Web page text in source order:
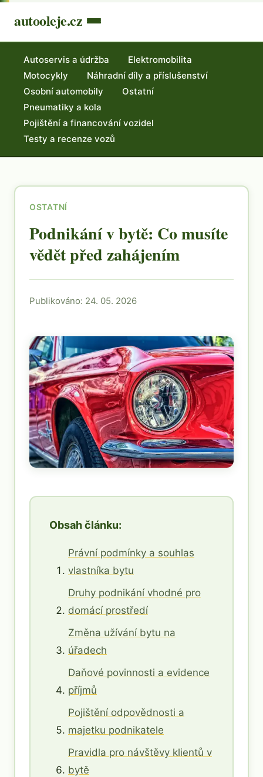
autooleje.cz
Autoservis a údržba
Elektromobilita
Motocykly
Náhradní díly a příslušenství
Osobní automobily
Ostatní
Pneumatiky a kola
Pojištění a financování vozidel
Testy a recenze vozů
OSTATNÍ
Podnikání v bytě: Co musíte
vědět před zahájením
Publikováno: 24. 05. 2026
Obsah článku:
Právní podmínky a souhlas
vlastníka bytu
Druhy podnikání vhodné pro
domácí prostředí
Změna užívání bytu na
úřadech
Daňové povinnosti a evidence
příjmů
Pojištění odpovědnosti a
majetku podnikatele
Pravidla pro návštěvy klientů v
bytě